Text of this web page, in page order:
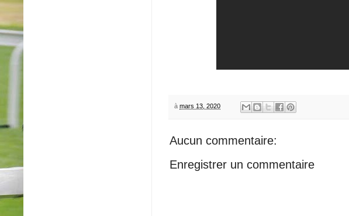
à mars 13, 2020
Aucun commentaire:
Enregistrer un commentaire